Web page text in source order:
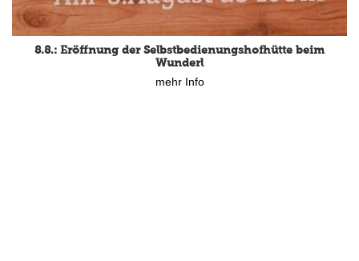
8.8.: Eröffnung der Selbstbedienungshofhütte beim
Wunderl
mehr Info